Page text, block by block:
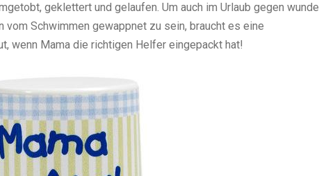
geklettert und gelaufen. Um auch im Urlaub gegen wunde
vom Schwimmen gewappnet zu sein, braucht es eine
wenn Mama die richtigen Helfer eingepackt hat!